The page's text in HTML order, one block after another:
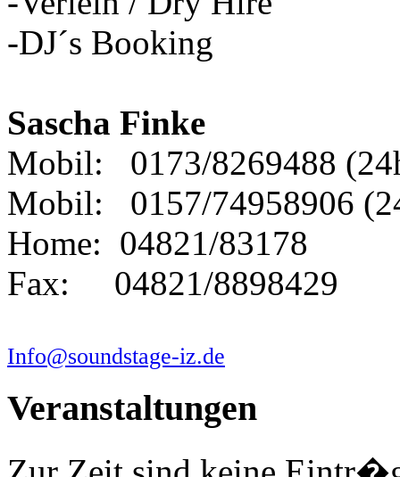
-DJ´s Booking
Sascha Finke
Mobil: 0173/8269488
Mobil: 0157/74958906
Home: 04821/83178
Fax: 04821/8898429
Info@soundstage-iz.de
Veranstaltungen